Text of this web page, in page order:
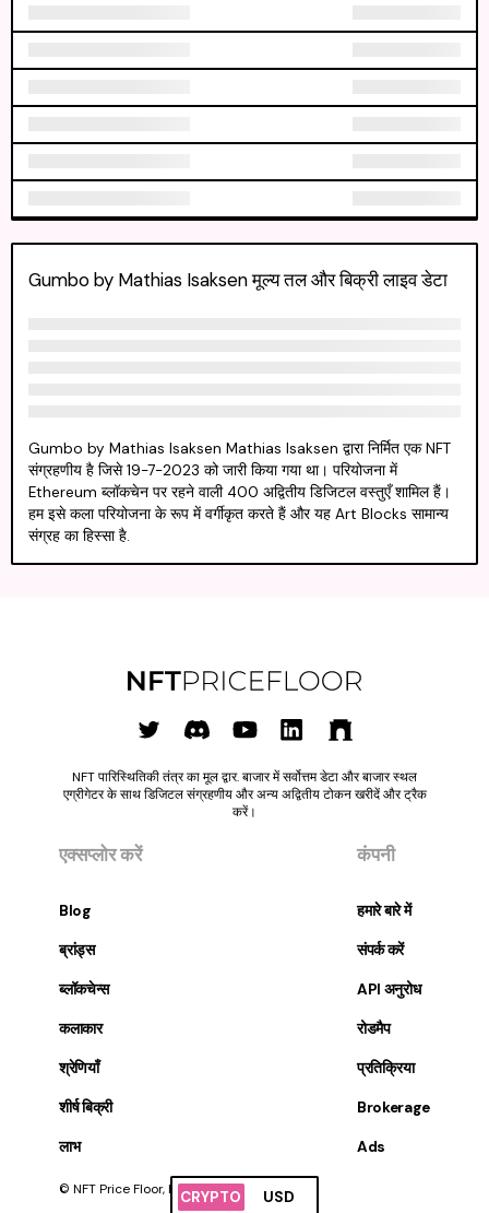
CRYPTO USD
Gumbo by Mathias Isaksen मूल्य तल और बिक्री लाइव डेटा
Gumbo by Mathias Isaksen Mathias Isaksen द्वारा निर्मित एक NFT
संग्रहणीय है जिसे 19-7-2023 को जारी किया गया था। परियोजना में
Ethereum ब्लॉकचेन पर रहने वाली 400 अद्वितीय डिजिटल वस्तुएँ शामिल हैं।
हम इसे कला परियोजना के रूप में वर्गीकृत करते हैं और यह Art Blocks सामान्य
संग्रह का हिस्सा है.
NFT पारिस्थितिकी तंत्र का मूल द्वार. बाजार में सर्वोत्तम डेटा और बाजार स्थल
एग्रीगेटर के साथ डिजिटल संग्रहणीय और अन्य अद्वितीय टोकन खरीदें और ट्रैक
करें।
एक्सप्लोर करें
Blog
ब्रांड्स
ब्लॉकचेन्स
कलाकार
श्रेणियाँ
शीर्ष बिक्री
लाभ
कंपनी
हमारे बारे में
संपर्क करें
API अनुरोध
रोडमैप
प्रतिक्रिया
Brokerage
Ads
© NFT Price Floor, Inc. सर्वाधिकार सुरक्षित।